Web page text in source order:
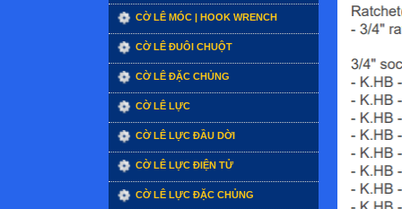
CỜ LÊ MÓC | HOOK WRENCH
CỜ LÊ ĐUÔI CHUỘT
CỜ LÊ ĐẶC CHỦNG
CỜ LÊ LỰC
CỜ LÊ LỰC ĐẦU DỜI
CỜ LÊ LỰC ĐIỆN TỬ
CỜ LÊ LỰC ĐẶC CHỦNG